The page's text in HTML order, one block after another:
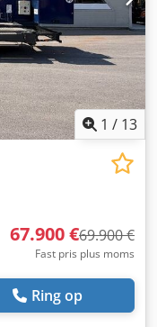
1 / 13
67.900 €69.900 €
Fast pris plus moms
Ring op